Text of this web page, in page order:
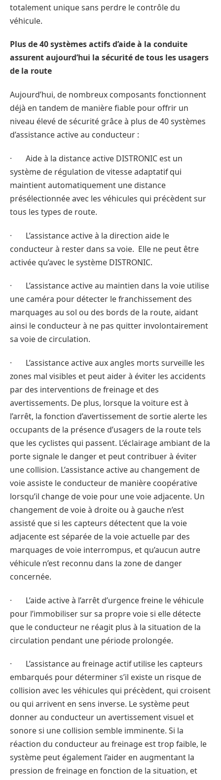
totalement unique sans perdre le contrôle du
véhicule.
Plus de 40 systèmes actifs d’aide à la conduite
assurent aujourd’hui la sécurité de tous les usagers
de la route
Aujourd’hui, de nombreux composants fonctionnent
déjà en tandem de manière fiable pour offrir un
niveau élevé de sécurité grâce à plus de 40 systèmes
d’assistance active au conducteur :
· Aide à la distance active DISTRONIC est un
système de régulation de vitesse adaptatif qui
maintient automatiquement une distance
présélectionnée avec les véhicules qui précèdent sur
tous les types de route.
· L’assistance active à la direction aide le
conducteur à rester dans sa voie. Elle ne peut être
activée qu’avec le système DISTRONIC.
· L’assistance active au maintien dans la voie utilise
une caméra pour détecter le franchissement des
marquages au sol ou des bords de la route, aidant
ainsi le conducteur à ne pas quitter involontairement
sa voie de circulation.
· L’assistance active aux angles morts surveille les
zones mal visibles et peut aider à éviter les accidents
par des interventions de freinage et des
avertissements. De plus, lorsque la voiture est à
l’arrêt, la fonction d’avertissement de sortie alerte les
occupants de la présence d’usagers de la route tels
que les cyclistes qui passent. L’éclairage ambiant de la
porte signale le danger et peut contribuer à éviter
une collision. L’assistance active au changement de
voie assiste le conducteur de manière coopérative
lorsqu’il change de voie pour une voie adjacente. Un
changement de voie à droite ou à gauche n’est
assisté que si les capteurs détectent que la voie
adjacente est séparée de la voie actuelle par des
marquages de voie interrompus, et qu’aucun autre
véhicule n’est reconnu dans la zone de danger
concernée.
· L’aide active à l’arrêt d’urgence freine le véhicule
pour l’immobiliser sur sa propre voie si elle détecte
que le conducteur ne réagit plus à la situation de la
circulation pendant une période prolongée.
· L’assistance au freinage actif utilise les capteurs
embarqués pour déterminer s’il existe un risque de
collision avec les véhicules qui précèdent, qui croisent
ou qui arrivent en sens inverse. Le système peut
donner au conducteur un avertissement visuel et
sonore si une collision semble imminente. Si la
réaction du conducteur au freinage est trop faible, le
système peut également l’aider en augmentant la
pression de freinage en fonction de la situation, et